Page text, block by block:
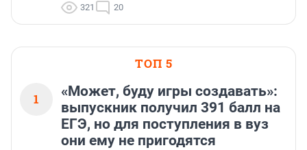
321 20
ТОП 5
1
«Может, буду игры создавать»:
выпускник получил 391 балл на
ЕГЭ, но для поступления в вуз
они ему не пригодятся